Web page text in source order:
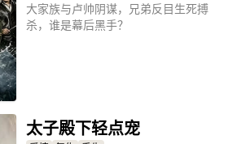
大家族与卢帅阴谋，兄弟反目生死搏
杀，谁是幕后黑手？
太子殿下轻点宠